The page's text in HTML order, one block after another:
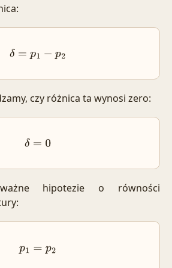
δ= p1 −p 2
czy różnica ta wynosi zero:
δ=0
hipotezie o równości
p 1=p2